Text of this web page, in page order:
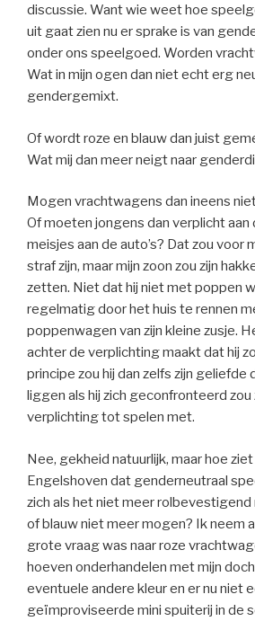
discussie. Want wie weet hoe
uit gaat zien nu er sprake is van
onder ons speelgoed. Worden
Wat in mijn ogen dan niet echt erg
gendergemixt.
Of wordt roze en blauw dan juist
Wat mij dan meer neigt naar
Mogen vrachtwagens dan ineens
Of moeten jongens dan verplicht aan
meisjes aan de auto’s? Dat zou voor
straf zijn, maar mijn zoon zou zijn
zetten. Niet dat hij niet met poppen
regelmatig door het huis te rennen
poppenwagen van zijn kleine zusje.
achter de verplichting maakt dat hij
principe zou hij dan zelfs zijn geliefde
liggen als hij zich geconfronteerd zou
verplichting tot spelen met.
Nee, gekheid natuurlijk, maar hoe
Engelshoven dat genderneutraal
zich als het niet meer rolbevestigend
of blauw niet meer mogen? Ik neem
grote vraag was naar roze
hoeven onderhandelen met mijn
eventuele andere kleur en er nu niet
geïmproviseerde mini spuiterij in de